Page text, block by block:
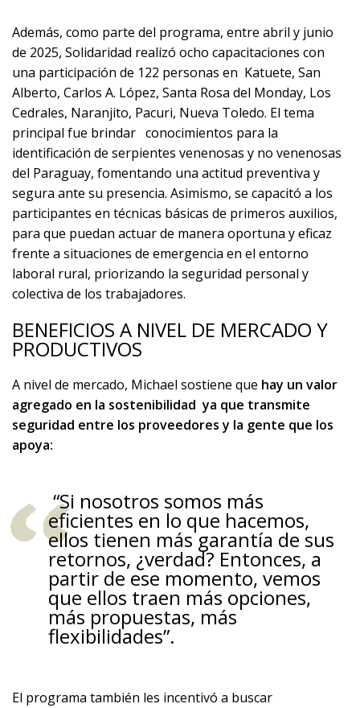
Además, como parte del programa, entre abril y junio
de 2025, Solidaridad realizó ocho capacitaciones con
una participación de 122 personas en Katuete, San
Alberto, Carlos A. López, Santa Rosa del Monday, Los
Cedrales, Naranjito, Pacuri, Nueva Toledo. El tema
principal fue brindar conocimientos para la
identificación de serpientes venenosas y no venenosas
del Paraguay, fomentando una actitud preventiva y
segura ante su presencia. Asimismo, se capacitó a los
participantes en técnicas básicas de primeros auxilios,
para que puedan actuar de manera oportuna y eficaz
frente a situaciones de emergencia en el entorno
laboral rural, priorizando la seguridad personal y
colectiva de los trabajadores.
BENEFICIOS A NIVEL DE MERCADO Y
PRODUCTIVOS
A nivel de mercado, Michael sostiene que hay un valor
agregado en la sostenibilidad ya que transmite
seguridad entre los proveedores y la gente que los
apoya:
“Si nosotros somos más
eficientes en lo que hacemos,
ellos tienen más garantía de sus
retornos, ¿verdad? Entonces, a
partir de ese momento, vemos
que ellos traen más opciones,
más propuestas, más
flexibilidades”.
El programa también les incentivó a buscar